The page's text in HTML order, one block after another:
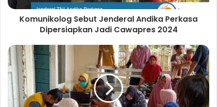
Komunikolog Sebut Jenderal Andika Perkasa
Dipersiapkan Jadi Cawapres 2024